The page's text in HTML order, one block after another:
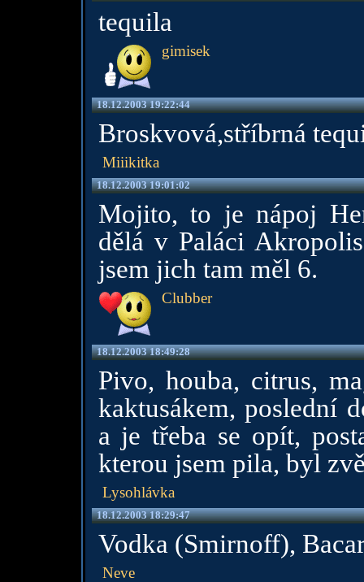
tequila
gimisek
18.12.2003 19:22:44
Broskvová,stříbrná
Miiikitka
18.12.2003 19:01:02
Mojito, to je nápoj
dělá v Paláci
jsem jich tam měl 6.
Clubber
18.12.2003 18:49:28
Pivo, houba, citrus,
kaktusákem, poslední
a je třeba se opít,
kterou jsem pila, byl
Lysohlávka
18.12.2003 18:29:47
Vodka (Smirnoff),
Neve